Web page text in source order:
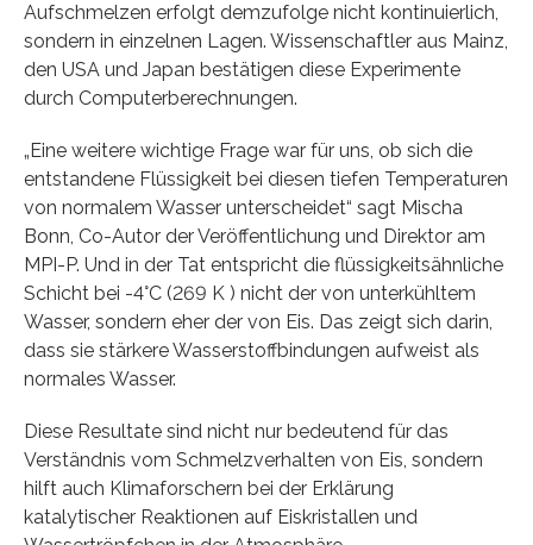
Aufschmelzen erfolgt demzufolge nicht kontinuierlich,
sondern in einzelnen Lagen. Wissenschaftler aus Mainz,
den USA und Japan bestätigen diese Experimente
durch Computerberechnungen.
„Eine weitere wichtige Frage war für uns, ob sich die
entstandene Flüssigkeit bei diesen tiefen Temperaturen
von normalem Wasser unterscheidet“ sagt Mischa
Bonn, Co-Autor der Veröffentlichung und Direktor am
MPI-P. Und in der Tat entspricht die flüssigkeitsähnliche
Schicht bei -4°C (269 K ) nicht der von unterkühltem
Wasser, sondern eher der von Eis. Das zeigt sich darin,
dass sie stärkere Wasserstoffbindungen aufweist als
normales Wasser.
Diese Resultate sind nicht nur bedeutend für das
Verständnis vom Schmelzverhalten von Eis, sondern
hilft auch Klimaforschern bei der Erklärung
katalytischer Reaktionen auf Eiskristallen und